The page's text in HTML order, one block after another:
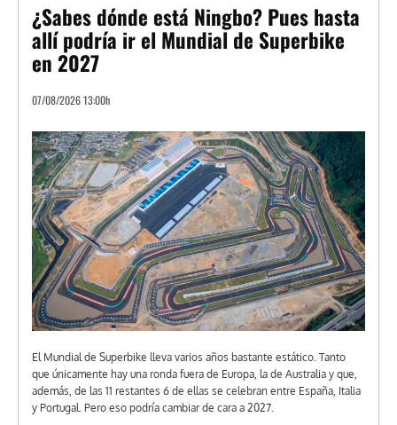
¿Sabes dónde está Ningbo? Pues hasta
allí podría ir el Mundial de Superbike
en 2027
07/08/2026 13:00h
El Mundial de Superbike lleva varios años bastante estático. Tanto
que únicamente hay una ronda fuera de Europa, la de Australia y que,
además, de las 11 restantes 6 de ellas se celebran entre España, Italia
y Portugal. Pero eso podría cambiar de cara a 2027.